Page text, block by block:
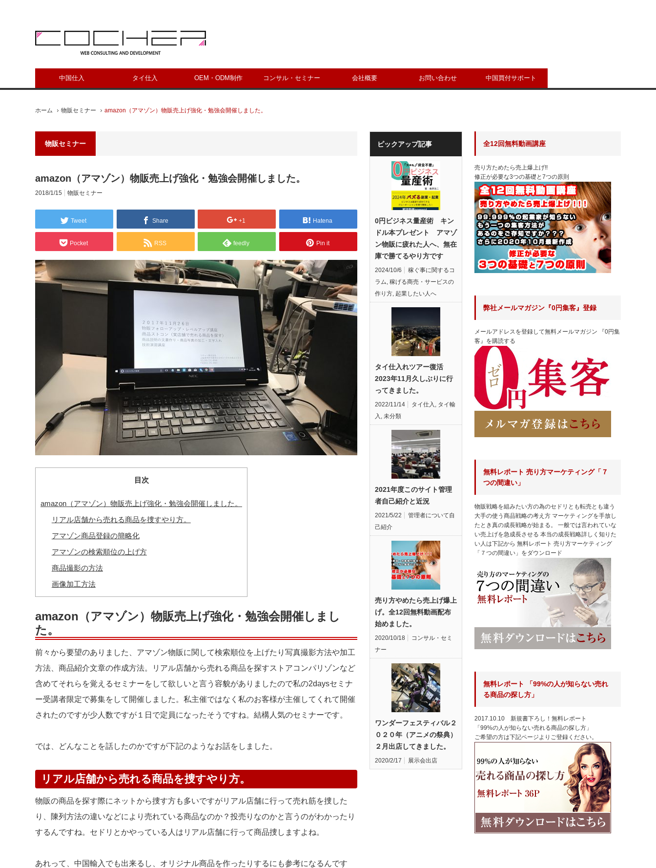
中国仕入 タイ仕入 OEM・ODM制作 コンサル・セミナー 会社概要 お問い合わせ 中国買付サポート
ホーム 物販セミナー amazon（アマゾン）物販売上げ強化・勉強会開催しました。
物販セミナー
amazon（アマゾン）物販売上げ強化・勉強会開催しました。
2018/1/15 物販セミナー
Tweet Share +1 Hatena
Pocket RSS feedly Pin it
目次
amazon（アマゾン）物販売上げ強化・勉強会開催しました。
リアル店舗から売れる商品を捜すやり方。
アマゾン商品登録の簡略化
アマゾンの検索順位の上げ方
商品撮影の方法
画像加工方法
amazon（アマゾン）物販売上げ強化・勉強会開催しまし
た。
前々から要望のありました、アマゾン物販に関して検索順位を上げたり写真撮影方法や加工
方法、商品紹介文章の作成方法。リアル店舗から売れる商品を探すストアコンパリゾンなど
含めてそれらを覚えるセミナーをして欲しいと言う容貌がありましたので私の2daysセミナ
ー受講者限定で募集をして開催しました。私主催ではなく私のお客様が主催してくれて開催
されたのですが少人数ですが１日で定員になったそうですね。結構人気のセミナーです。
では、どんなことを話したのかですが下記のようなお話をしました。
リアル店舗から売れる商品を捜すやり方。
物販の商品を探す際にネットから捜す方も多いですがリアル店舗に行って売れ筋を捜した
り、陳列方法の違いなどにより売れている商品なのか？投売りなのかと言うのがわかったり
するんですね。セドリとかやっている人はリアル店舗に行って商品捜しますよね。
あれって、中国輸入でも出来るし、オリジナル商品を作ったりするにも参考になるんです
ピックアップ記事
0円ビジネス量産術 キン
ドル本プレゼント アマゾ
ン物販に疲れた人へ、無在
庫で勝てるやり方です
2024/10/6
稼ぐ事に関するコ
ラム, 稼げる商売・サービスの
作り方, 起業したい人へ
タイ仕入れツアー復活
2023年11月久しぶりに行
ってきました。
2022/11/14 タイ仕入 , タイ輸
入 , 未分類
2021年度このサイト管理
者自己紹介と近況
2021/5/22
管理者について自
己紹介
売り方やめたら売上げ爆上
げ。全12回無料動画配布
始めました。
2020/10/18
コンサル・セミ
ナー
ワンダーフェスティバル２
０２０年（アニメの祭典）
２月出店してきました。
2020/2/17 展示会出店
全12回無料動画講座
売り方ためたら売上爆上げ!!
修正が必要な3つの基礎と7つの原則
弊社メールマガジン『0円集客』登録
メールアドレスを登録して無料メールマガジン 『0円集
客』を購読する
無料レポート 売り方マーケティング「７
つの間違い」
物販戦略を組みたい方の為のセドリとも転売とも違う
大手の使う商品戦略の考え方 マーケティングを手放し
たとき真の成長戦略が始まる。 一般では言われていな
い売上げを急成長させる 本当の成長戦略詳しく知りた
い人は下記から 無料レポート 売り方マーケティング
「７つの間違い」をダウンロード
無料レポート 「99%の人が知らない売れ
る商品の探し方」
2017.10.10 新規書下ろし！無料レポート
「99%の人が知らない売れる商品の探し方」
ご希望の方は下記ページよりご登録ください。